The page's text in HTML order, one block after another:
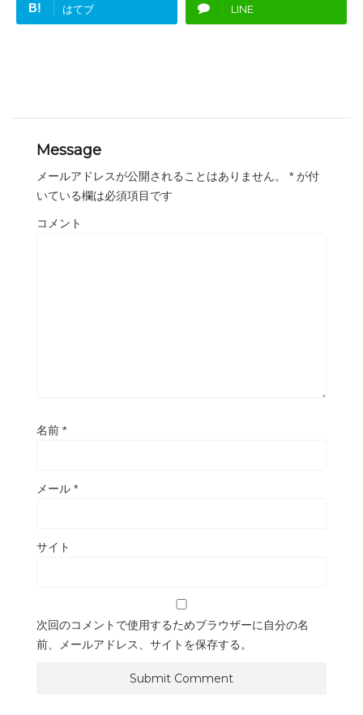
B! はてブ LINE
Message
メールアドレスが公開されることはありません。 * が付
いている欄は必須項目です
コメント
名前 *
メール *
サイト
次回のコメントで使用するためブラウザーに自分の名
前、メールアドレス、サイトを保存する。